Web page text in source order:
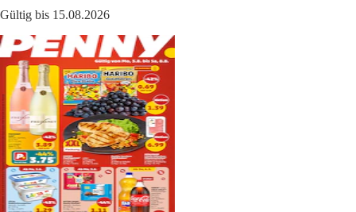
Gültig bis 15.08.2026